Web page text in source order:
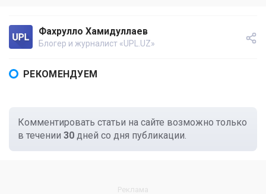
Фахрулло Хамидуллаев
Блогер и журналист «UPL.UZ»
РЕКОМЕНДУЕМ
Комментировать статьи на сайте возможно только
в течении 30 дней со дня публикации.